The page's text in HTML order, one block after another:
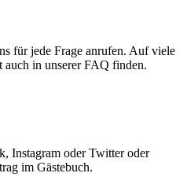
für jede Frage anrufen. Auf viele
in unserer FAQ finden.
Instagram oder Twitter oder
im Gästebuch.